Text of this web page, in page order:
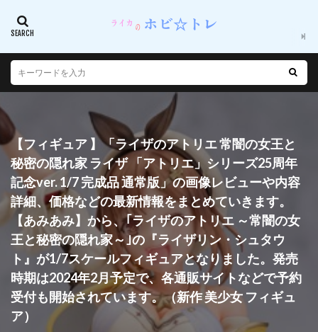
【フィギュア 】「ライザのアトリエ 常闇の女王と
秘密の隠れ家 ライザ 「アトリエ」シリーズ25周年
記念ver. 1/7 完成品 通常版」の画像レビューや内容
詳細、価格などの最新情報をまとめていきます。
【あみあみ】から、｢ライザのアトリエ ～常闇の女
王と秘密の隠れ家～｣の『ライザリン・シュタウ
ト』が1/7スケールフィギュアとなりました。発売
時期は2024年2月予定で、各通販サイトなどで予約
受付も開始されています。（新作 美少女 フィギュ
ア）